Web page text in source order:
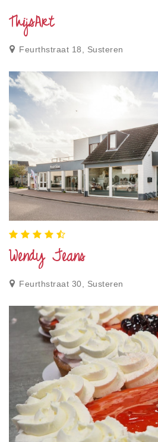
ThijsArt
Feurthstraat 18, Susteren
Wendy Jeans
Feurthstraat 30, Susteren